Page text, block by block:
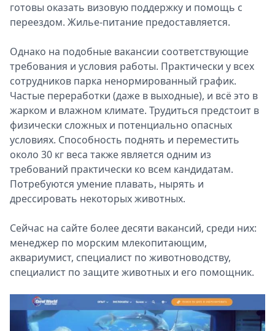
готовы оказать визовую поддержку и помощь с
переездом. Жилье-питание предоставляется.
Однако на подобные вакансии соответствующие
требования и условия работы. Практически у всех
сотрудников парка ненормированный график.
Частые переработки (даже в выходные), и всё это в
жарком и влажном климате. Трудиться предстоит в
физически сложных и потенциально опасных
условиях. Способность поднять и переместить
около 30 кг веса также является одним из
требований практически ко всем кандидатам.
Потребуются умение плавать, нырять и
дрессировать некоторых животных.
Сейчас на сайте более десяти вакансий, среди них:
менеджер по морским млекопитающим,
аквариумист, специалист по животноводству,
специалист по защите животных и его помощник.